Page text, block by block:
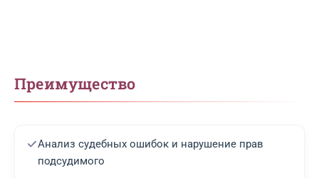
Преимущество
Анализ судебных ошибок и нарушение прав
подсудимого